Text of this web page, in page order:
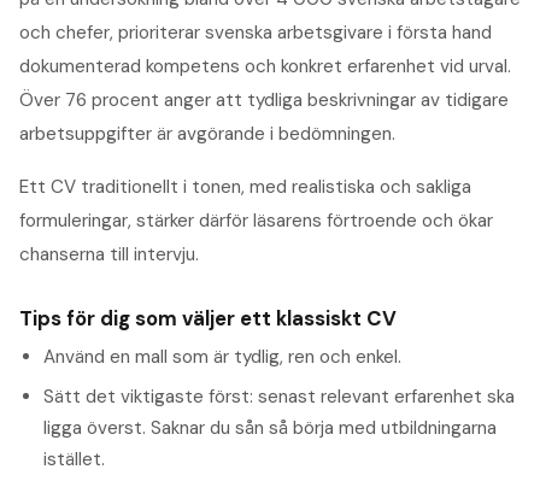
och chefer, prioriterar svenska arbetsgivare i första hand
dokumenterad kompetens och konkret erfarenhet vid urval.
Över 76 procent anger att tydliga beskrivningar av tidigare
arbetsuppgifter är avgörande i bedömningen.
Ett CV traditionellt i tonen, med realistiska och sakliga
formuleringar, stärker därför läsarens förtroende och ökar
chanserna till intervju.
Tips för dig som väljer ett klassiskt CV
Använd en mall som är tydlig, ren och enkel.
Sätt det viktigaste först: senast relevant erfarenhet ska
ligga överst. Saknar du sån så börja med utbildningarna
istället.